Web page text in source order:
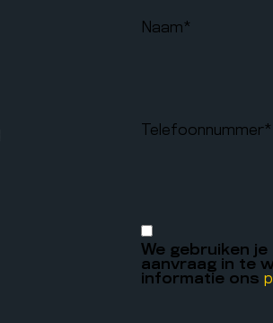
Naam*
Telefoonnummer*
We gebruiken
aanvraag in te
informatie ons